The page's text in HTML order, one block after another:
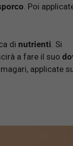
. Poi
di nutrienti . Si
a fare il suo
applicate